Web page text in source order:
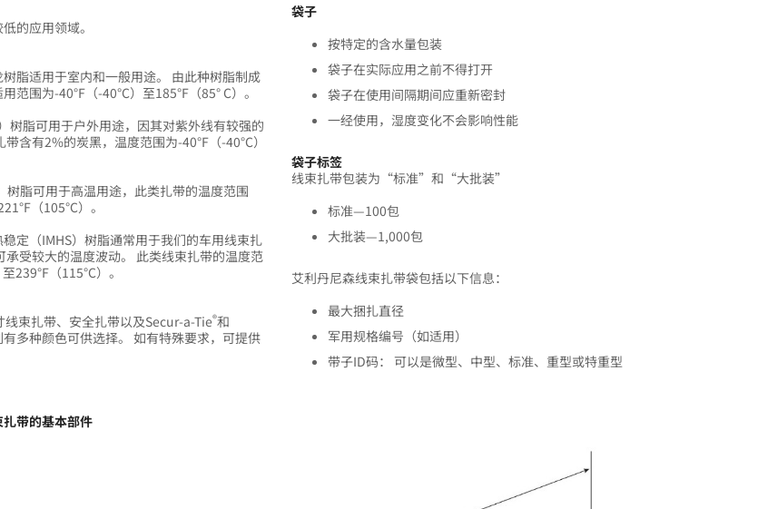
的应用领域。
脂适用于室内和一般用途。 由此种树脂制成
范围为-40°F（-40°C）至185°F（85° C）。
树脂可用于户外用途，因其对紫外线有较强的
含有2%的炭黑，温度范围为-40°F（-40°C）
树脂可用于高温用途，此类扎带的温度范围
（105°C）。
定（IMHS）树脂通常用于我们的车用线束扎
承受较大的温度波动。 此类线束扎带的温度范
239°F（115°C）。
束扎带、安全扎带以及Secur-a-Tie®和
有多种颜色可供选择。 如有特殊要求，可提供
袋子
按特定的含水量包装
袋子在实际应用之前不得打开
袋子在使用间隔期间应重新密封
一经使用，湿度变化不会影响性能
袋子标签
线束扎带包装为“标准”和“大批装”
标准—100包
大批装—1,000包
艾利丹尼森线束扎带袋包括以下信息：
最大捆扎直径
军用规格编号（如适用）
带子ID码： 可以是微型、中型、标准、重型或特重型
带的基本部件